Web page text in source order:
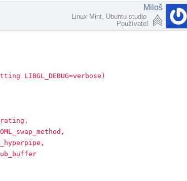
Miloš
Linux Mint, Ubuntu studio
Používateľ